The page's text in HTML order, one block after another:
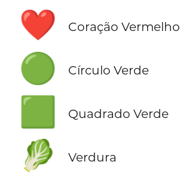
❤️ Coração Vermelho
🟢 Círculo Verde
🟩 Quadrado Verde
🥬 Verdura